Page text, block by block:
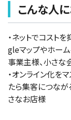
こんな人
・ネットでコスト
gleマップやホー
事業主様、小さな
・オンライン化を
たら集客につな
さなお店様